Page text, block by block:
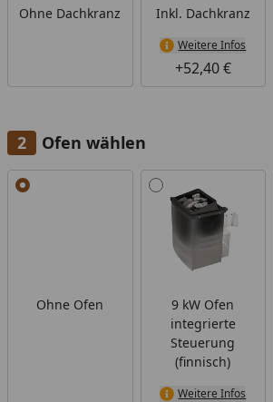
Ohne Dachkranz Inkl. Dachkranz
Weitere Infos
+52,40 €
Ofen wählen
Alle anzeigen (6)
Ohne Ofen
9 kW Ofen
integrierte
Steuerung
(finnisch)
Weitere Infos